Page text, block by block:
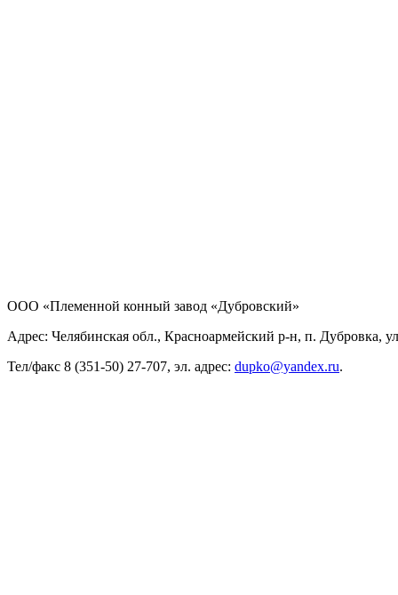
ООО «Племенной конный завод «Дубровский»
Адрес: Челябинская обл., Красноармейский р-н, п. Дубровка,
Тел/факс 8 (351-50) 27-707, эл. адрес: dupko@yandex.ru.